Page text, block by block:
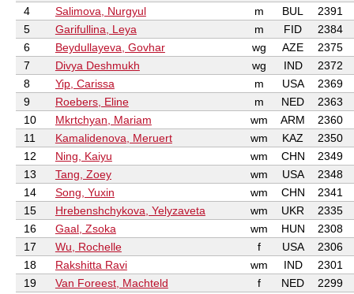
4
Salimova, Nurgyul m BUL
2391
5
Garifullina, Leya m FID
2384
6
Beydullayeva, Govhar wg AZE
2375
7
Divya Deshmukh wg IND
2372
8
Yip, Carissa m USA
2369
9
Roebers, Eline m NED
2363
10
Mkrtchyan, Mariam wm ARM
2360
11
Kamalidenova, Meruert wm KAZ
2350
12
Ning, Kaiyu wm CHN
2349
13
Tang, Zoey wm USA
2348
14
Song, Yuxin wm CHN
2341
15
Hrebenshchykova, Yelyzaveta wm UKR
2335
16
Gaal, Zsoka wm HUN
2308
17
Wu, Rochelle f USA
2306
18
Rakshitta Ravi wm IND
2301
19
Van Foreest, Machteld f NED
2299